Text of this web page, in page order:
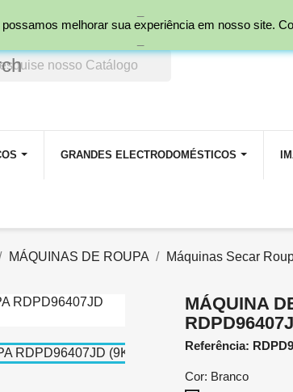
GRANDES ELECTRODOMÉSTICOS
MÁQUINAS DE ROUPA Máquinas Secar
MÁQUINA
Referência:
Cor: Branco
melhorar sua experiência em nosso site.